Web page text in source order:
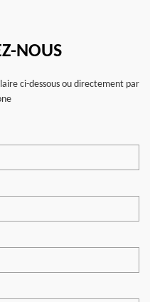
NOUS
ci-dessous ou directement par